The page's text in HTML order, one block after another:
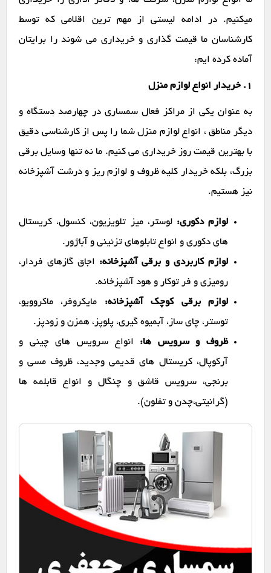
میکنیم. در ادامه لیستی از مهم ترین اقلامی که توسط
کارشناسان ما قیمت گذاری و خریداری می شوند را برایتان
آماده کرده ایم:
1. خریدار انواع لوازم منزل
به عنوان یکی از مراکز فعال سمساری در چهارصد دستگاه و
دیگر مناطق ، انواع لوازم منزل شما را پس از کارشناسی دقیق
با بهترین قیمت روز خریداری می کنیم. ما نه تنها وسایل برقی
بزرگ، بلکه خریدار کلیه ظروف و لوازم ریز و درشت آشپزخانه
نیز هستیم.
لوازم دکوری: لوستر، میز تلویزیون، کنسول، کریستال
های دکوری و انواع تابلوهای تزئینی و آباژور.
لوازم کاربردی و برقی آشپزخانه: اجاق گازهای فردار،
رومیزی و فر توکار و هود آشپزخانه.
لوازم برقی کوچک آشپزخانه: مایکروفر، ماکروویو،
توستر، چای ساز، آبمیوه گیری، پلوپز، همزن و زودپز.
ظروف و سرویس ها: انواع سرویس های چینی و
آرکوپال، کریستال های قدیمی وجدید، ظروف مسی و
برنجی، سرویس قاشق و چنگال و انواع قابلمه ها
(گرانیتی،چدن و تفلون).